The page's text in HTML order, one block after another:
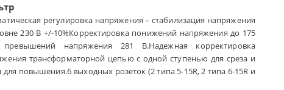
регулировка напряжения – стабилизация напряжения
230 В +/-10%Корректировка понижений напряжения до 175
напряжения 281 В.Надежная корректировка
трансформаторной цепью с одной ступенью для среза и
для повышения.6 выходных розеток (2 типа 5-15R, 2 типа 6-15R и